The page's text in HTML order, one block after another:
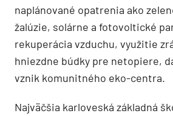
naplánované opatrenia ako
žalúzie, solárne a fotovoltické
rekuperácia vzduchu, využitie
hniezdne búdky pre netopiere,
vznik komunitného eko-centra.
Najväčšia karloveská základná